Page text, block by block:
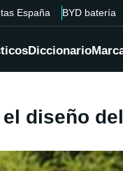
España BYD batería
Diccionario
diseño